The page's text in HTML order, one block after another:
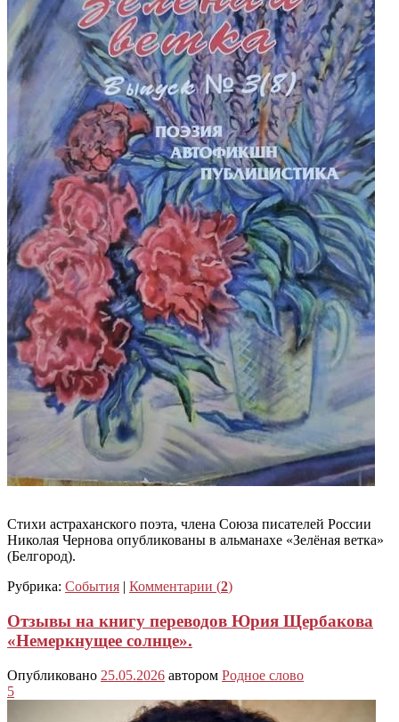
Стихи астраханского поэта, члена Союза писателей России
Николая Чернова опубликованы в альманахе «Зелёная ветка»
(Белгород).
Рубрика: События | Комментарии (2)
Отзывы на книгу переводов Юрия Щербакова
«Немеркнущее солнце».
Опубликовано 25.05.2026 автором Родное слово
5